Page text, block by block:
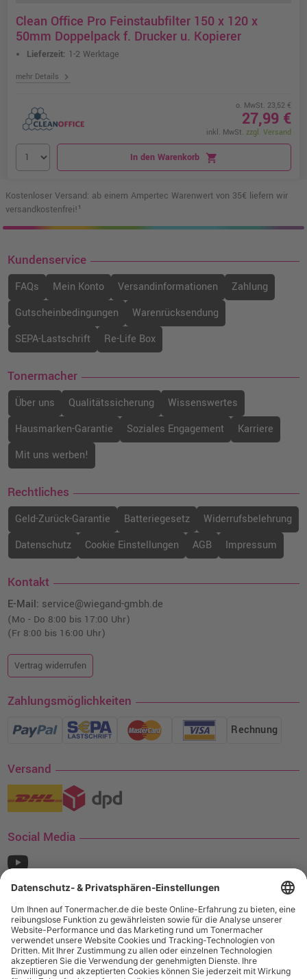
Clean Office Pro Feinstaubfilter 150 x 120 x
50mm Doppelpack f. Drucker u. Kopierer
Lieferzeit: 1-2 Werktage
mehr Details chevron_right
o. MwSt. 23,52 €
27,99 €
inkl. MwSt. zzgl. Versand
In den Warenkorb shopping_cart
Kostenloser Versand: ab einem Ampertec Warenwert von 35€ liefern wir
versandkostenfrei!¹
Kundenservice
FAQs Mein Konto Versandinformationen
Zahlung
Gutscheinbedingungen
Warenrücksendung
SEPA-Lastschrift
Re-Life Box
Tonermacher
Über uns Qualitätssicherung
Wissenswertes
Hausmarken-Garantie
Soziales Engagement
Karriere
Mit uns werben!
Rechtliches
Geld-Zurück-Garantie Batteriegesetz
Widerrufsbelehrung
Datenschutz
Cookie Einstellungen AGB Impressum
Kontakt
E-Mail: service@wiegand-gmbh.de
(Mo - Do 8:00 bis 17:00 Uhr)
(Fr 8:00 bis 16:00 Uhr)
Vertrag widerrufen
Zahlungsmöglichkeiten
Rechnung
Versand
Social Media
¹ Nur gültig für den Versand innerhalb Deutschlands. Befindet sich ein Warenwert
von mindestens 35€ (inkl. Mwst.) an Ampertec Artikeln in Ihrem Warenkorb, ist der
Versand für Sie kostenfrei.